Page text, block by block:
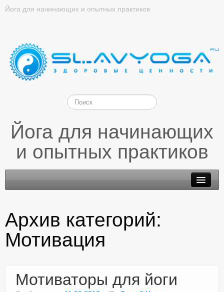
Йога для начинающих и опытных практиков
Йога для начинающих
и опытных практиков
Методика SLAVYOGA
Архив категорий:
Мотивация
Мотиваторы для йоги